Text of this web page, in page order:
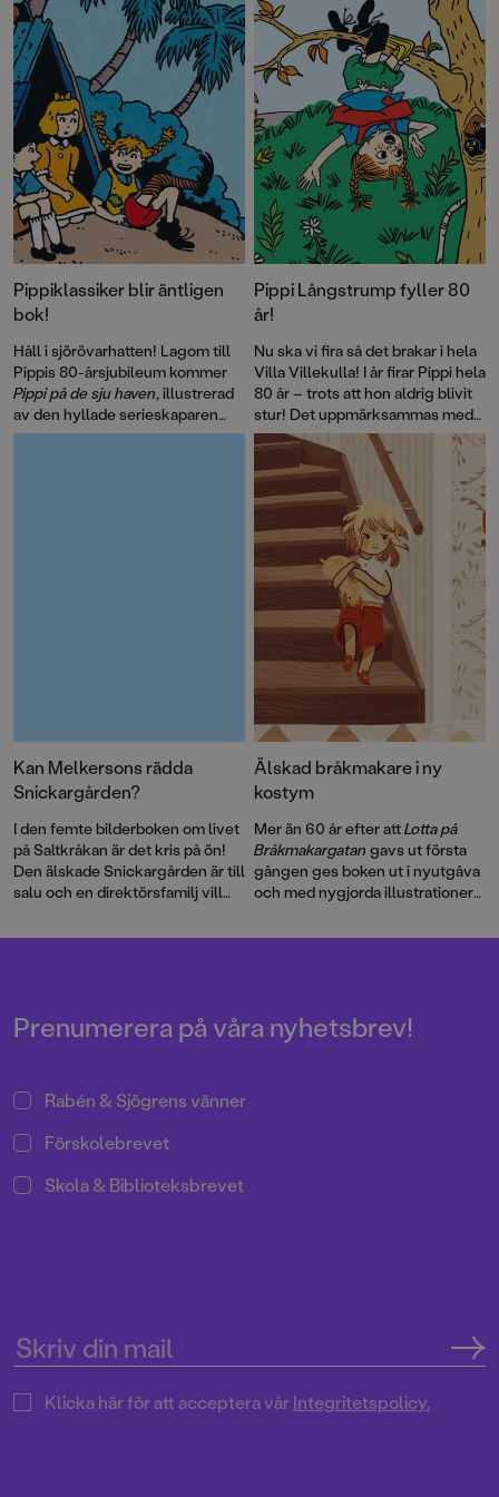
Memorial Award, som vi även publicerar här.
Pippiklassiker blir äntligen
bok!
Håll i sjörövarhatten! Lagom till
Pippis 80-årsjubileum kommer
Pippi på de sju haven, illustrerad
av den hyllade serieskaparen
Fabian Göranson. Astrid
Pippi Långstrump fyller 80
år!
Nu ska vi fira så det brakar i hela
Villa Villekulla! I år firar Pippi hela
80 år – trots att hon aldrig blivit
stur! Det uppmärksammas med
flera böcker, däribland David
Känner du Astrid
Lindgrenoch en
genomillustrerad version av
Pippi på de sju haven.
Kan Melkersons rädda
Snickargården?
I den femte bilderboken om livet
på Saltkråkan är det kris på ön!
Den älskade Snickargården är till
salu och en direktörsfamilj vill
bygga en bungalow …
berättelse.
Älskad bråkmakare i ny
kostym
Mer än 60 år efter attLotta på
Bråkmakargatan gavs ut första
gången ges boken ut i nyutgåva
och med nygjorda illustrationer
Prenumerera på våra nyhetsbrev!
Rabén & Sjögrens vänner
Förskolebrevet
Skola & Biblioteksbrevet
Klicka här för att acceptera vårIntegritetspolicy.